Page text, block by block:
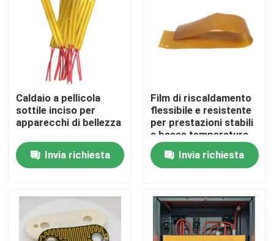
Casa
Prodotti
Circa noi
Caldaio a pellicola
sottile inciso per
apparecchi di bellezza
Invia richiesta
Film di riscaldamento
flessibile e resistente
per prestazioni stabili
a bassa temperatura
Invia richiesta